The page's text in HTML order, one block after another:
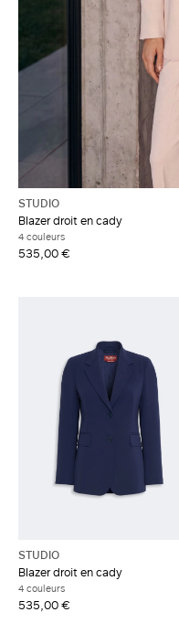
STUDIO
Blazer droit en cady
4 couleurs
535,00 €
STUDIO
Blazer droit en cady
4 couleurs
535,00 €